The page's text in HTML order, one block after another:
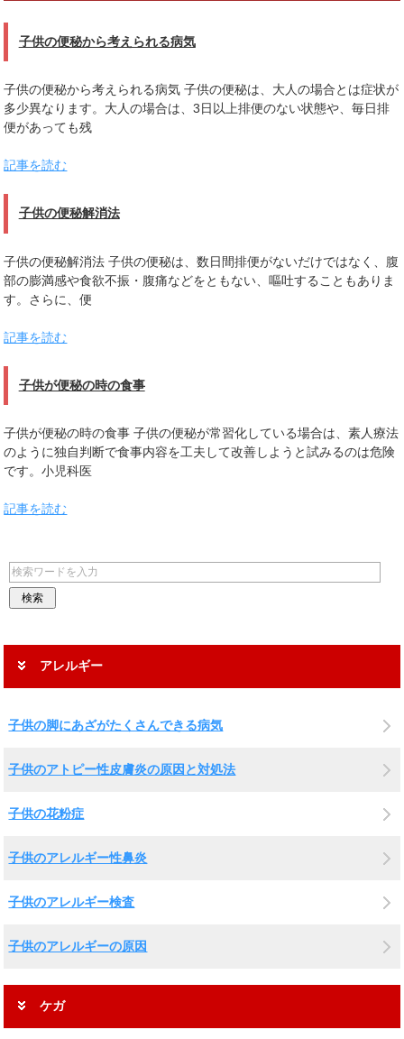
子供の便秘から考えられる病気
子供の便秘から考えられる病気 子供の便秘は、大人の場合とは症状が
多少異なります。大人の場合は、3日以上排便のない状態や、毎日排
便があっても残
記事を読む
子供の便秘解消法
子供の便秘解消法 子供の便秘は、数日間排便がないだけではなく、腹
部の膨満感や食欲不振・腹痛などをともない、嘔吐することもありま
す。さらに、便
記事を読む
子供が便秘の時の食事
子供が便秘の時の食事 子供の便秘が常習化している場合は、素人療法
のように独自判断で食事内容を工夫して改善しようと試みるのは危険
です。小児科医
記事を読む
アレルギー
子供の脚にあざがたくさんできる病気
子供のアトピー性皮膚炎の原因と対処法
子供の花粉症
子供のアレルギー性鼻炎
子供のアレルギー検査
子供のアレルギーの原因
ケガ